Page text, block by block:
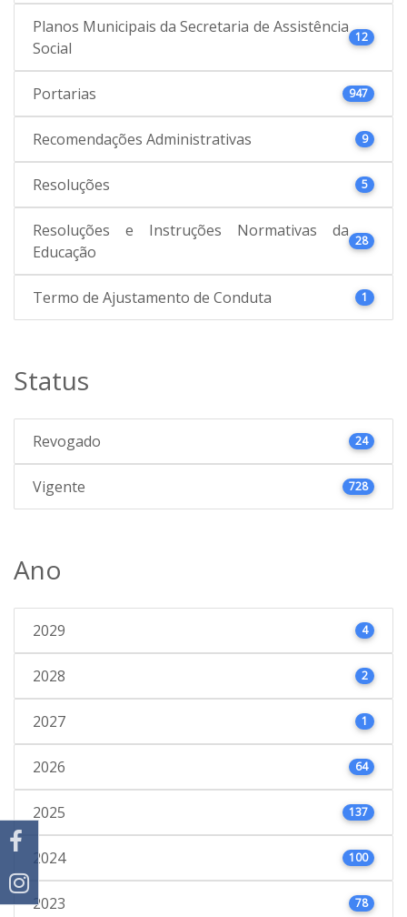
Planos Municipais da Secretaria de Assistência
Social
12
Portarias 947
Recomendações Administrativas 9
Resoluções 5
Resoluções e Instruções Normativas da
Educação
28
Termo de Ajustamento de Conduta 1
Status
Revogado 24
Vigente 728
Ano
2029 4
2028 2
2027 1
2026 64
2025 137
2024 100
2023 78